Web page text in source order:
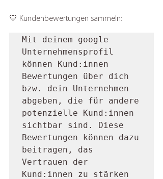
💛 Kundenbewertungen sammeln:
Mit deinem google
Unternehmensprofil
können Kund:innen
Bewertungen über dich
bzw. dein Unternehmen
abgeben, die für andere
potenzielle Kund:innen
sichtbar sind. Diese
Bewertungen können dazu
beitragen, das
Vertrauen der
Kund:innen zu stärken